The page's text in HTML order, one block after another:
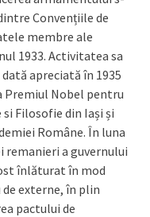
Convențiile de
membre ale
1933. Activitatea sa
apreciată în 1935
Premiul Nobel pentru
Filosofie din Iași și
Române. În luna
remanieri a guvernului
înlăturat în mod
externe, în plin
pactului de